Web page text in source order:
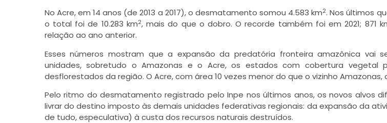
No Acre, em 14 anos (de 2013 a 2017), o desmatamento somou 4.583 km2. Nos últimos
o total foi de 10.283 km2, mais do que o dobro. O recorde também foi em 2021; 871
relação ao ano anterior.
Esses números mostram que a expansão da predatória fronteira amazônica vai
unidades, sobretudo o Amazonas e o Acre, os estados com cobertura vegetal
desflorestados da região. O Acre, com área 10 vezes menor do que o vizinho
Pelo ritmo do desmatamento registrado pelo Inpe nos últimos anos, os novos alvos
livrar do destino imposto às demais unidades federativas regionais: da expansão da
de tudo, especulativa) à custa dos recursos naturais destruídos.